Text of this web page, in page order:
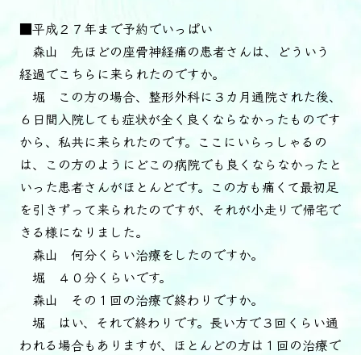
■平成２７年まで予約でいっぱい
森山 先ほどの座骨神経痛の患者さんは、どういう
経過でこちらに来られたのですか。
堀 この方の場合、整形外科に３カ月通院された後、
６日間入院しても症状が全く良くならなかったものです
から、私共に来られたのです。ここにいらっしゃるの
は、この方のようにどこの病院でも良くならなかったと
いった患者さんがほとんどです。この方も痛くて最初足
を引きずって来られたのですが、それが小走りで帰宅で
きる様になりました。
森山 何分くらい治療をしたのですか。
堀 ４０分くらいです。
森山 その１回の治療で終わりですか。
堀 はい、それで終わりです。長い方で３回くらい通
われる場合もありますが、ほとんどの方は１回の治療で